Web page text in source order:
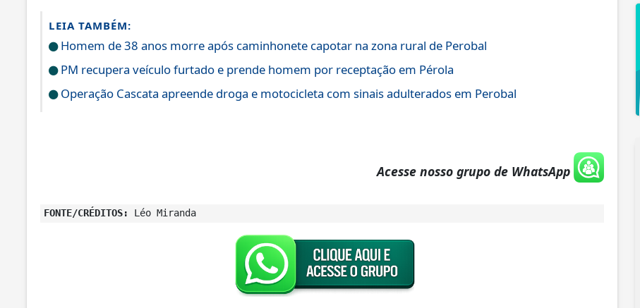
LEIA TAMBÉM:
Homem de 38 anos morre após caminhonete capotar na zona rural de Perobal
PM recupera veículo furtado e prende homem por receptação em Pérola
Operação Cascata apreende droga e motocicleta com sinais adulterados em Perobal
Acesse nosso grupo de WhatsApp
FONTE/CRÉDITOS: Léo Miranda